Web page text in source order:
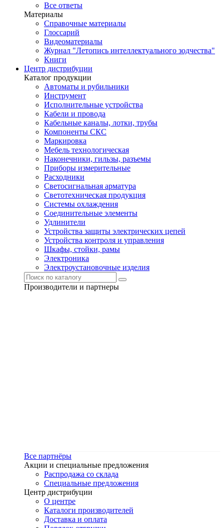
Все ответы
Материалы
Справочные материалы
Глоссарий
Видеоматериалы
Журнал "Летопись интеллектуального зодчества"
Книги
Центр дистрибуции
Каталог продукции
Автоматы и рубильники
Инструмент
Исполнительные устройства
Кабели и провода
Кабельные каналы, лотки, трубы
Компоненты СКС
Маркировка
Мебель технологическая
Наконечники, гильзы, разъемы
Приборы измерительные
Расходники
Светосигнальная арматура
Светотехническая продукция
Системы охлаждения
Соединительные элементы
Удлинители
Устройства защиты электрических цепей
Устройства контроля и управления
Шкафы, стойки, рамы
Электроника
Электроустановочные изделия
Производители и партнеры
Все партнёры
Акции и специальные предложения
Распродажа со склада
Специальные предложения
Центр дистрибуции
О центре
Каталоги производителей
Доставка и оплата